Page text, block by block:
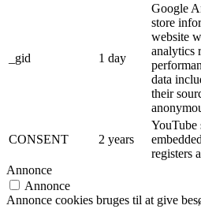
_gid 1 day
Google
store
website
analytics
data
their
CONSENT 2 years
YouTube
registers
Annonce
Annonce
Annonce cookies bruges til at give